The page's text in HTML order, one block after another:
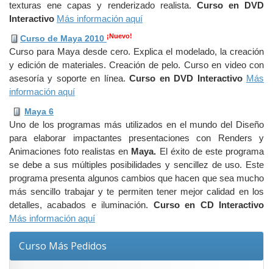
texturas ene capas y renderizado realista. Curso en DVD
Interactivo Más información aquí
Curso de Maya 2010 ¡Nuevo!
Curso para Maya desde cero. Explica el modelado, la creación
y edición de materiales. Creación de pelo. Curso en video con
asesoría y soporte en línea.Curso en DVD Interactivo Más
información aquí
Maya 6
Uno de los programas más utilizados en el mundo del Diseño
para elaborar impactantes presentaciones con Renders y
Animaciones foto realistas en Maya. El éxito de este programa
se debe a sus múltiples posibilidades y sencillez de uso. Este
programa presenta algunos cambios que hacen que sea mucho
más sencillo trabajar y te permiten tener mejor calidad en los
detalles, acabados e iluminación. Curso en CD Interactivo
Más información aquí
Curso Más Pedidos